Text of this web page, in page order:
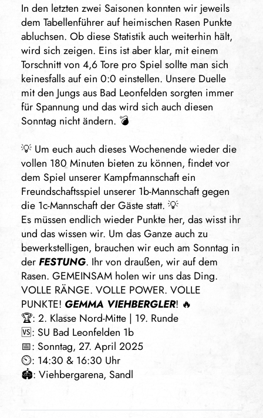
In den letzten zwei Saisonen konnten wir jeweils
dem Tabellenführer auf heimischen Rasen Punkte
abluchsen. Ob diese Statistik auch weiterhin hält,
wird sich zeigen. Eins ist aber klar, mit einem
Torschnitt von 4,6 Tore pro Spiel sollte man sich
keinesfalls auf ein 0:0 einstellen. Unsere Duelle
mit den Jungs aus Bad Leonfelden sorgten immer
für Spannung und das wird sich auch diesen
Sonntag nicht ändern. 💣
💡 Um euch auch dieses Wochenende wieder die
vollen 180 Minuten bieten zu können, findet vor
dem Spiel unserer Kampfmannschaft ein
Freundschaftsspiel unserer 1b-Mannschaft gegen
die 1c-Mannschaft der Gäste statt. 💡
Es müssen endlich wieder Punkte her, das wisst ihr
und das wissen wir. Um das Ganze auch zu
bewerkstelligen, brauchen wir euch am Sonntag in
derFESTUNG. Ihr von draußen, wir auf dem
Rasen. GEMEINSAM holen wir uns das Ding.
VOLLE RÄNGE. VOLLE POWER. VOLLE
PUNKTE! GEMMA VIEHBERGLER! 🔥
🏆: 2. Klasse Nord-Mitte | 19. Runde
🆚: SU Bad Leonfelden 1b
📅: Sonntag, 27. April 2025
⏲️: 14:30 & 16:30 Uhr
🏟️: Viehbergarena, Sandl